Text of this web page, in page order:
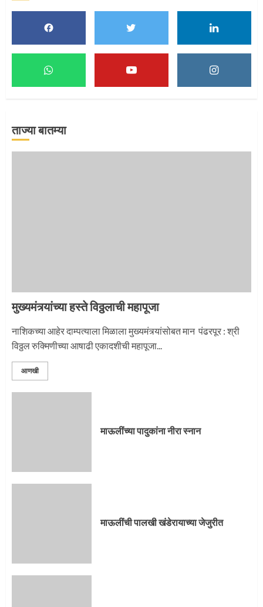
माऊलींच्या पादुकांना नीरा स्नान
ताज्या बातम्या
मुख्यमंत्र्यांच्या हस्ते विठ्ठलाची महापूजा
नाशिकच्या आहेर दाम्पत्याला मिळाला मुख्यमंत्र्यांसोबत मान पंढरपूर : श्री
विठ्ठल रुक्मिणीच्या आषाढी एकादशीची महापूजा...
आणखी
माऊलींच्या पादुकांना नीरा स्नान
माऊलींची पालखी खंडेरायाच्या जेजुरीत